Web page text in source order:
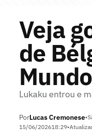
Veja
de
Mundo
Lukaku entrou e
PorLucas Cremonese•
15/06/202618:29•